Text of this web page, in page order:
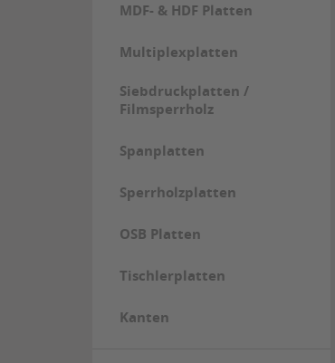
MDF- & HDF Platten
Multiplexplatten
Siebdruckplatten /
Filmsperrholz
Spanplatten
Sperrholzplatten
OSB Platten
Tischlerplatten
Kanten